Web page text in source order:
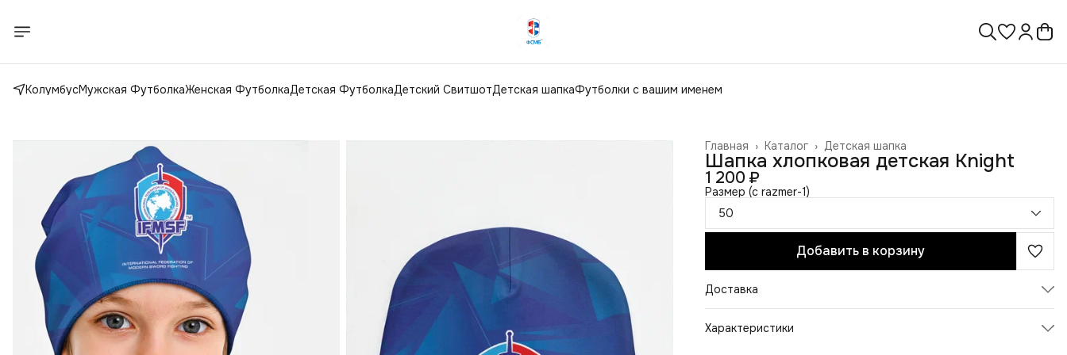
КолумбусМужская ФутболкаЖенская ФутболкаДетская ФутболкаДетский СвитшотДетская шапкаФутболки с вашим именем
Детская шапка
Каталог ›
Главная ›
Шапка хлопковая детская Knight
1 200 ₽
Размер (c razmer-1)
50
Добавить в корзину
Доставка
Характеристики